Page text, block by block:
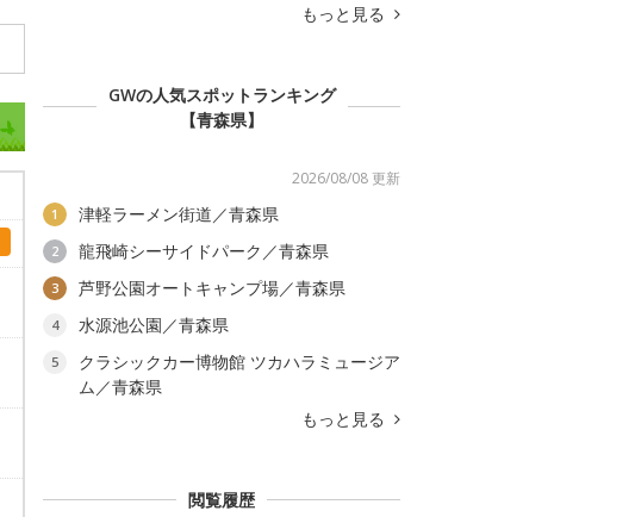
もっと見る
GWの人気スポットランキング
【青森県】
2026/08/08 更新
1 津軽ラーメン街道／青森県
2 龍飛崎シーサイドパーク／青森県
3 芦野公園オートキャンプ場／青森県
4 水源池公園／青森県
5
クラシックカー博物館 ツカハラミュージア
ム／青森県
もっと見る
閲覧履歴